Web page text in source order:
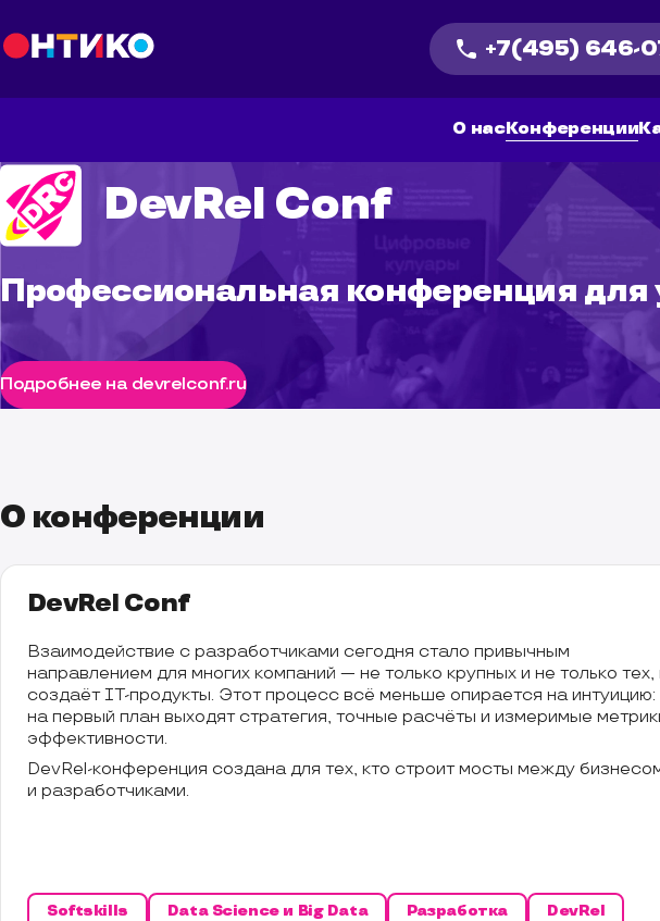
+7(495) 646-
О насКонференции
DevRel Conf
Профессиональная конференция для
Подробнее на devrelconf.ru
О конференции
DevRel Conf
Взаимодействие с разработчиками сегодня стало привычным
направлением для многих компаний — не только крупных и не только тех,
создаёт IT-продукты. Этот процесс всё меньше опирается на интуицию:
на первый план выходят стратегия, точные расчёты и измеримые
эффективности.
DevRel-конференция создана для тех, кто строит мосты между
и разработчиками.
Softskills Data Science и Big Data Разработка DevRel